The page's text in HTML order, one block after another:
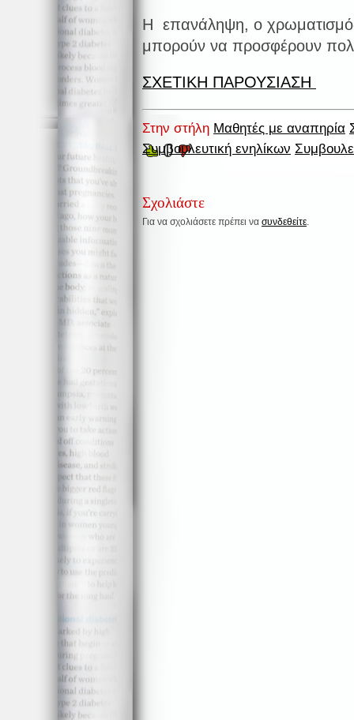
Η επανάληψη, ο
μπορούν να προσφέρουν
ΣΧΕΤΙΚΗ ΠΑΡΟΥΣΙΑΣΗ
Στην στήλη Μαθητές με αναπηρία
Συμβουλευτική ενηλίκων
0
Σχολιάστε
Για να σχολιάσετε πρέπει να συνδεθείτε